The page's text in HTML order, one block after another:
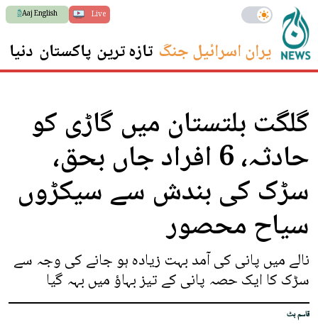
Live
Aaj English
ایران اسرائیل جنگ تازہ ترین پاکستان دنیا
گلگت بلتستان میں گاڑی کو
حادثہ، 6 افراد جاں بحق،
سڑک کی بندش سے سیکڑوں
سیاح محصور
نالے میں پانی کی آمد بہت زیادہ ہو جانے کی وجہ سے
سڑک کا ایک حصہ پانی کے تیز بہاؤ میں بہہ گیا
قاسم بٹ